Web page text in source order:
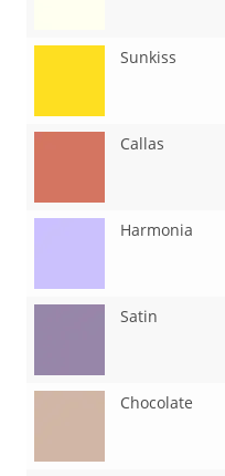
Sunkiss
Callas
Harmonia
Satin
Chocolate